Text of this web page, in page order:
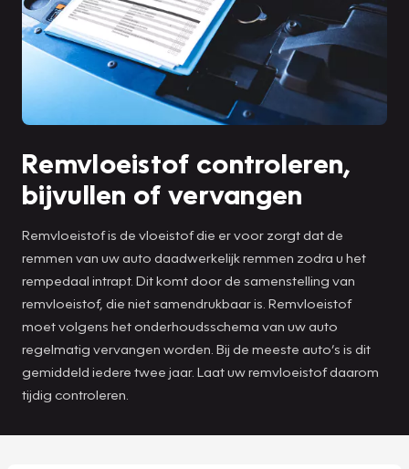
Remvloeistof controleren,
bijvullen of vervangen
Remvloeistof is de vloeistof die er voor zorgt dat de
remmen van uw auto daadwerkelijk remmen zodra u het
rempedaal intrapt. Dit komt door de samenstelling van
remvloeistof, die niet samendrukbaar is. Remvloeistof
moet volgens het onderhoudsschema van uw auto
regelmatig vervangen worden. Bij de meeste auto’s is dit
gemiddeld iedere twee jaar. Laat uw remvloeistof daarom
tijdig controleren.